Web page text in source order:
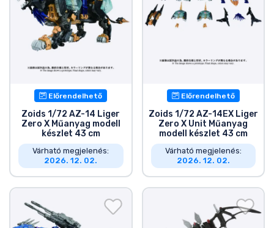
Előrendelhető
Zoids 1/72 AZ-14 Liger
Zero X Műanyag modell
készlet 43 cm
Várható megjelenés:
2026. 12. 02.
Előrendelhető
Zoids 1/72 AZ-14EX Liger
Zero X Unit Műanyag
modell készlet 43 cm
Várható megjelenés:
2026. 12. 02.